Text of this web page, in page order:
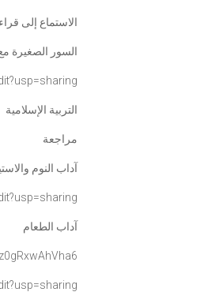
الاستماع إلى
السور الصغيرة
sharing
التربية الإسلامية
مراجعة
آداب النوم
sharing
آداب الطعام
usp=sharing